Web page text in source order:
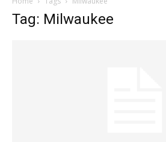
Tag: Milwaukee